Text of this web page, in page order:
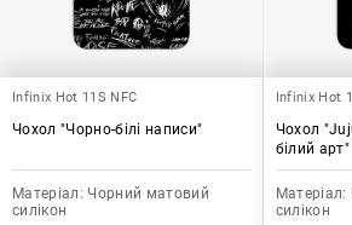
Infinix Hot 11S NFC
Чохол "Чорно-білі написи"
Матеріал: Чорний матовий
силікон
Infinix Hot
Чохол
білий арт"
Матеріал:
силікон